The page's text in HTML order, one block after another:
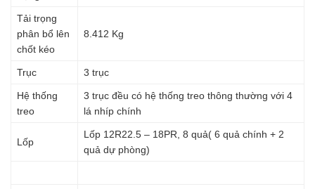
Tải trọng
phân bổ lên
chốt kéo
8.412 Kg
Trục 3 trục
Hệ thống
treo
3 trục đều có hệ thống treo thông thường với 4
lá nhíp chính
Lốp
Lốp 12R22.5 – 18PR, 8 quả( 6 quả chính + 2
quả dự phòng)